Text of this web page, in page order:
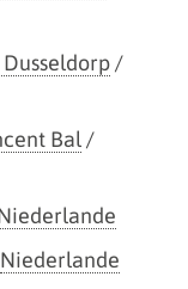
/
Bal/
Niederlande